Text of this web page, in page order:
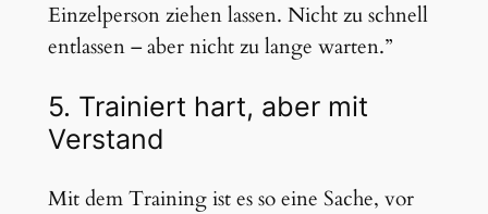
Einzelperson ziehen lassen. Nicht zu schnell
entlassen – aber nicht zu lange warten.”
5. Trainiert hart, aber mit
Verstand
Mit dem Training ist es so eine Sache, vor